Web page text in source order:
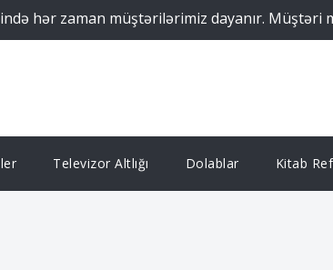
zaman müştərilərimiz dayanır. Müştəri
Televizor Altlığı Dolablar Kitab